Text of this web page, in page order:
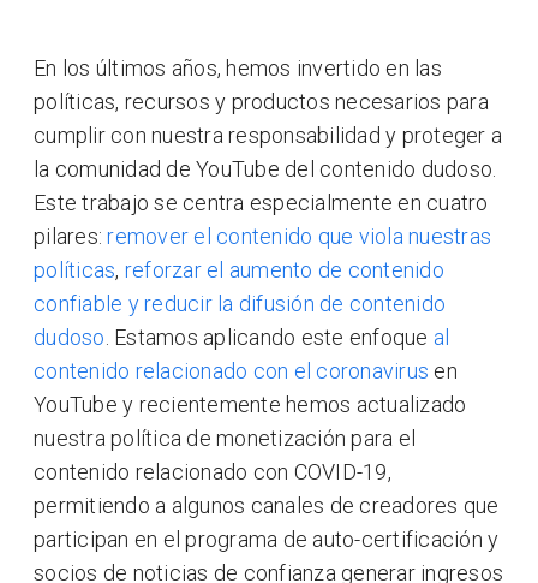
En los últimos años, hemos invertido en las
políticas, recursos y productos necesarios para
cumplir con nuestra responsabilidad y proteger a
la comunidad de YouTube del contenido dudoso.
Este trabajo se centra especialmente en cuatro
pilares:remover el contenido que viola nuestras
políticas, reforzar el aumento de contenido
confiable y reducir la difusión de contenido
dudoso . Estamos aplicando este enfoque al
contenido relacionado con el coronavirus en
YouTube y recientemente hemos actualizado
nuestra política de monetización para el
contenido relacionado con COVID-19,
permitiendo a algunos canales de creadores que
participan en el programa de auto-certificación y
socios de noticias de confianza generar ingresos